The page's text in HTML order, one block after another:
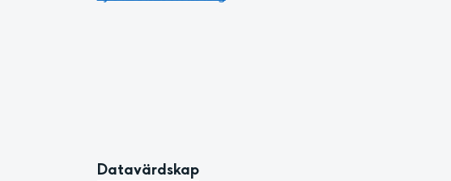
Datavärdskap